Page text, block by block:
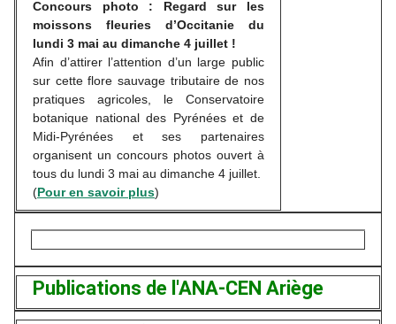
Concours photo : Regard sur les
moissons fleuries d’Occitanie du
lundi 3 mai au dimanche 4 juillet !
Afin d’attirer l’attention d’un large public
sur cette flore sauvage tributaire de nos
pratiques agricoles, le Conservatoire
botanique national des Pyrénées et de
Midi-Pyrénées et ses partenaires
organisent un concours photos ouvert à
tous du lundi 3 mai au dimanche 4 juillet.
(Pour en savoir plus)
Publications de l'ANA-CEN Ariège